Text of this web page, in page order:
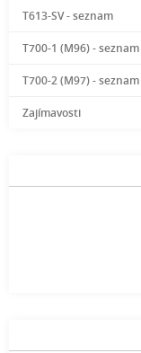
T613-SV - seznam
T700-1 (M96) - seznam
T700-2 (M97) - seznam
Zajímavosti